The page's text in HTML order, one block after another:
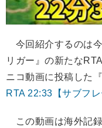
今回紹介するのは
リガー』の新たな
ニコ動画に投稿した『
RTA 22:33【サブフ
この動画は海外記